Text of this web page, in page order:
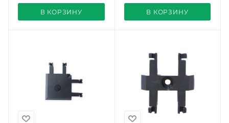
В КОРЗИНУ В КОРЗИНУ